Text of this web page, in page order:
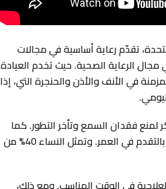
تقدّم رعاية أساسية في مجالات
الرعاية الصحية. حيث تخدم العيادة
في الأنف والأذن والحنجرة التي، إذا
المبكر لمنع فقدان السمع وتأخر التطور. كما
يشكل كبار السن 25%، وغالبًا ما يعانون من اضطرابات سمعية وتوازنية مرتبطة بالتقدم في العمر. وتمثل النساء 40% من
في الوقت المناسب. ومع ذلك،